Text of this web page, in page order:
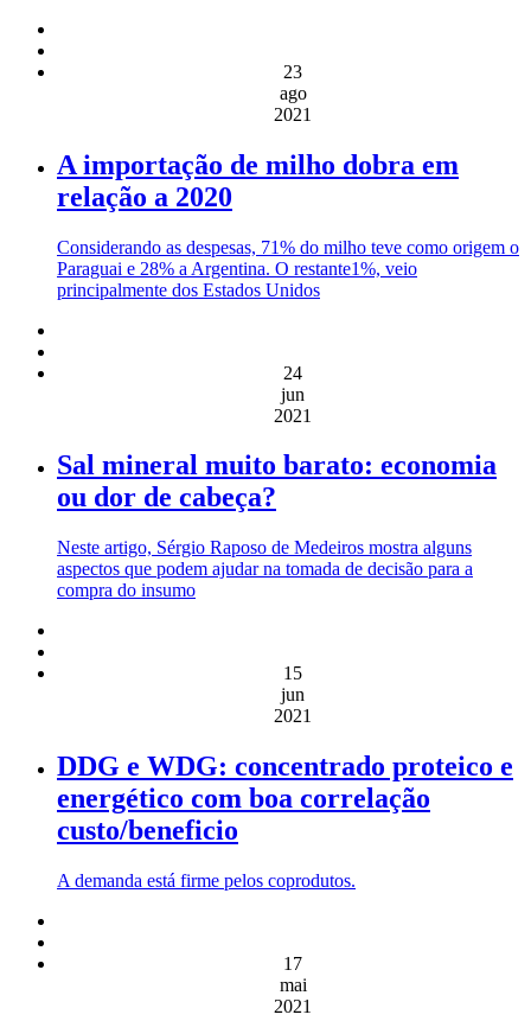
23
ago
2021
A importação de milho dobra em
relação a 2020
Considerando as despesas, 71% do milho teve como origem o
Paraguai e 28% a Argentina. O restante1%, veio
principalmente dos Estados Unidos
24
jun
2021
Sal mineral muito barato: economia
ou dor de cabeça?
Neste artigo, Sérgio Raposo de Medeiros mostra alguns
aspectos que podem ajudar na tomada de decisão para a
compra do insumo
15
jun
2021
DDG e WDG: concentrado proteico e
energético com boa correlação
custo/beneficio
A demanda está firme pelos coprodutos.
17
mai
2021